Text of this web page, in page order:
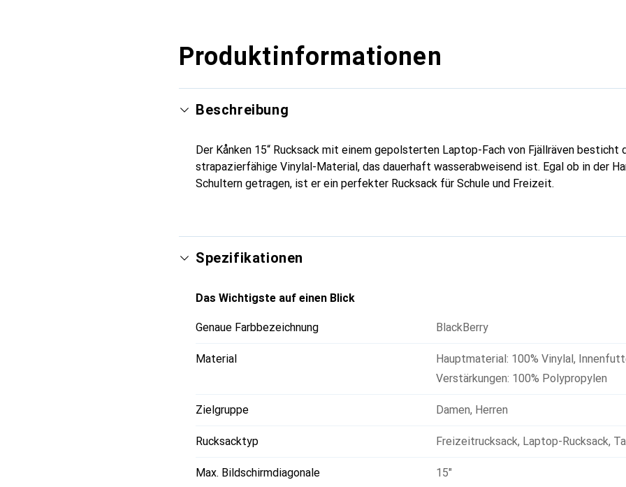
Produktinformationen
Beschreibung
Der Kånken 15“ Rucksack mit einem gepolsterten Laptop-Fach von Fjällräven besticht
strapazierfähige Vinylal-Material, das dauerhaft wasserabweisend ist. Egal ob in der
Schultern getragen, ist er ein perfekter Rucksack für Schule und Freizeit.
Spezifikationen
Das Wichtigste auf einen Blick
Genaue Farbbezeichnung BlackBerry
Material Hauptmaterial: 100% Vinylal ,
Verstärkungen: 100% Polypropylen
Zielgruppe Damen, Herren
Rucksacktyp Freizeitrucksack, Laptop-Rucksack,
Max. Bildschirmdiagonale 15"